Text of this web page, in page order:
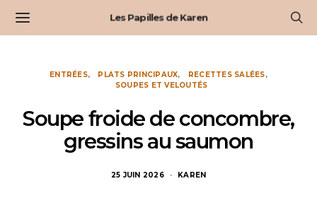
Les Papilles de Karen
ENTRÉES PLATS PRINCIPAUX
RECETTES SALÉES
SOUPES ET VELOUTÉS
Soupe froide de concombre,
gressins au saumon
25 JUIN 2026 KAREN